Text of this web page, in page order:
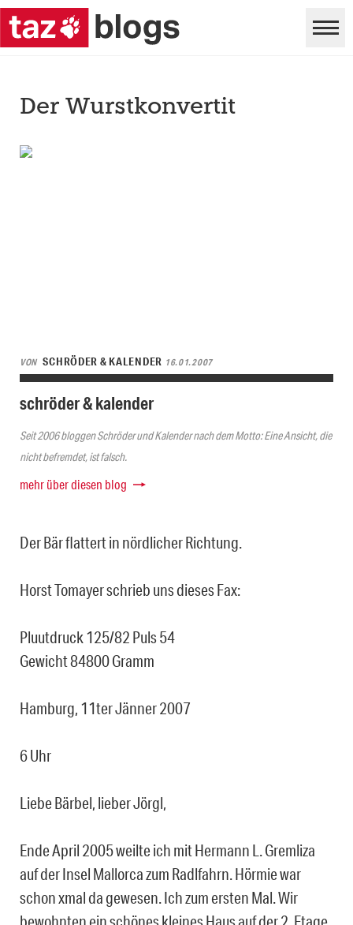
Der Wurstkonvertit
VON SCHRÖDER & KALENDER 16.01.2007
schröder & kalender
Seit 2006 bloggen Schröder und Kalender nach dem Motto: Eine Ansicht, die
nicht befremdet, ist falsch.
mehr über diesen blog
Der Bär flattert in nördlicher Richtung.
Horst Tomayer schrieb uns dieses Fax:
Pluutdruck 125/82 Puls 54
Gewicht 84800 Gramm
Hamburg, 11ter Jänner 2007
6 Uhr
Liebe Bärbel, lieber Jörgl,
Ende April 2005 weilte ich mit Hermann L. Gremliza
auf der Insel Mallorca zum Radlfahrn. Hörmie war
schon xmal da gewesen. Ich zum ersten Mal. Wir
bewohnten ein schönes kleines Haus auf der 2. Etage